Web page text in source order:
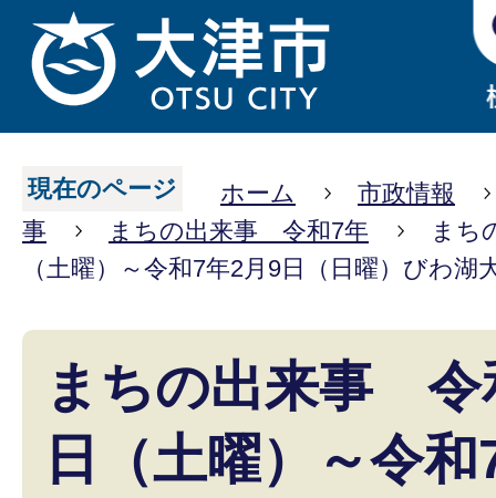
現在のページ ホーム
市政情報
事
まちの出来事 令和7年
まち
（土曜）～令和7年2月9日（日曜）びわ
まちの出来事 令
日（土曜）～令